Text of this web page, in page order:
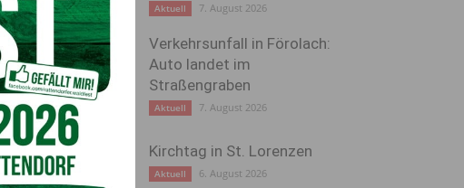
Aktuell 7. August 2026
Verkehrsunfall in Förolach:
Auto landet im
Straßengraben
Aktuell 7. August 2026
Kirchtag in St. Lorenzen
Aktuell 6. August 2026